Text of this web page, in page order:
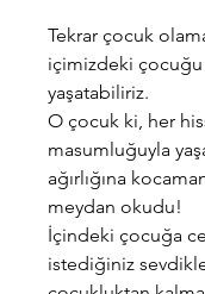
Tekrar çocuk
içimizdeki çocuğu
yaşatabiliriz.
O çocuk ki, her
masumluğuyla
ağırlığına
meydan okudu!
İçindeki çocuğa
istediğiniz